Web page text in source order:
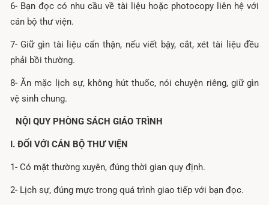
6- Bạn đọc có nhu cầu về tài liệu hoặc photocopy liên hệ với
cán bộ thư viện.
7- Giữ gìn tài liệu cẩn thận, nếu viết bậy, cắt, xét tài liệu đều
phải bồi thường.
8- Ăn mặc lịch sự, không hút thuốc, nói chuyện riêng, giữ gìn
vệ sinh chung.
NỘI QUY PHÒNG SÁCH GIÁO TRÌNH
I. ĐỐI VỚI CÁN BỘ THƯ VIỆN
1- Có mặt thường xuyên, đúng thời gian quy định.
2- Lịch sự, đúng mực trong quá trình giao tiếp với bạn đọc.